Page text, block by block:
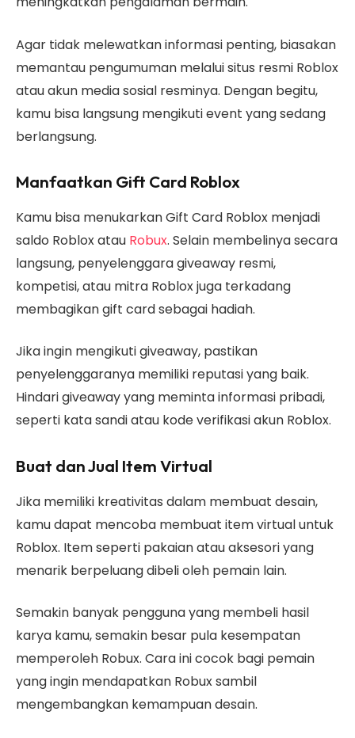
Agar tidak melewatkan informasi penting, biasakan
memantau pengumuman melalui situs resmi Roblox
atau akun media sosial resminya. Dengan begitu,
kamu bisa langsung mengikuti event yang sedang
berlangsung.
Manfaatkan Gift Card Roblox
Kamu bisa menukarkan Gift Card Roblox menjadi
saldo Roblox atau Robux. Selain membelinya secara
langsung, penyelenggara giveaway resmi,
kompetisi, atau mitra Roblox juga terkadang
membagikan gift card sebagai hadiah.
Jika ingin mengikuti giveaway, pastikan
penyelenggaranya memiliki reputasi yang baik.
Hindari giveaway yang meminta informasi pribadi,
seperti kata sandi atau kode verifikasi akun Roblox.
Buat dan Jual Item Virtual
Jika memiliki kreativitas dalam membuat desain,
kamu dapat mencoba membuat item virtual untuk
Roblox. Item seperti pakaian atau aksesori yang
menarik berpeluang dibeli oleh pemain lain.
Semakin banyak pengguna yang membeli hasil
karya kamu, semakin besar pula kesempatan
memperoleh Robux. Cara ini cocok bagi pemain
yang ingin mendapatkan Robux sambil
mengembangkan kemampuan desain.